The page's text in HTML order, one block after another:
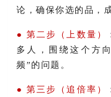
论，确保你选的品，
● 第二步（上数量）
多人，围绕这个方
频”的问题。
● 第三步（追倍率）